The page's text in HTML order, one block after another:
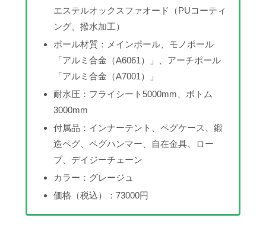
エステルオックスファオード（PUコーティ
ング、撥水加工）
ポール材質：メインポール、モノポール
「アルミ合金（A6061）」、アーチポール
「アルミ合金（A7001）」
耐水圧：フライシート5000mm、ボトム
3000mm
付属品：インナーテント、ペグケース、鍛
造ペグ、ペグハンマー、自在金具、ロー
プ、デイジーチェーン
カラー：グレージュ
価格（税込）：73000円